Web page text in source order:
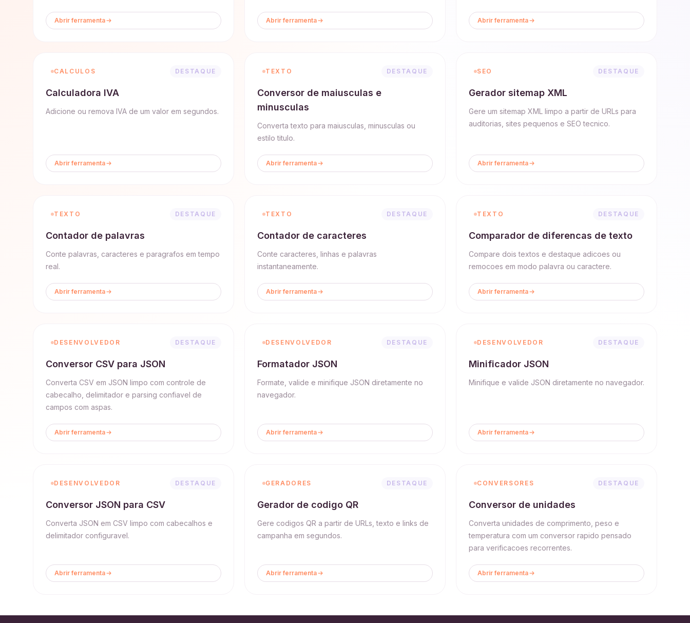
Abrir ferramenta Abrir ferramenta Abrir ferramenta
CALCULOS DESTAQUE
Calculadora IVA
Adicione ou remova IVA de um valor em segundos.
Abrir ferramenta
TEXTO DESTAQUE
Conversor de maiusculas e
minusculas
Converta texto para maiusculas, minusculas ou
estilo titulo.
Abrir ferramenta
SEO DESTAQUE
Gerador sitemap XML
Gere um sitemap XML limpo a partir de URLs para
auditorias, sites pequenos e SEO tecnico.
Abrir ferramenta
TEXTO DESTAQUE
Contador de palavras
Conte palavras, caracteres e paragrafos em tempo
real.
Abrir ferramenta
TEXTO DESTAQUE
Contador de caracteres
Conte caracteres, linhas e palavras
instantaneamente.
Abrir ferramenta
TEXTO DESTAQUE
Comparador de diferencas de texto
Compare dois textos e destaque adicoes ou
remocoes em modo palavra ou caractere.
Abrir ferramenta
DESENVOLVEDOR DESTAQUE
Conversor CSV para JSON
Converta CSV em JSON limpo com controle de
cabecalho, delimitador e parsing confiavel de
campos com aspas.
Abrir ferramenta
DESENVOLVEDOR DESTAQUE
Formatador JSON
Formate, valide e minifique JSON diretamente no
navegador.
Abrir ferramenta
DESENVOLVEDOR DESTAQUE
Minificador JSON
Minifique e valide JSON diretamente no navegador.
Abrir ferramenta
DESENVOLVEDOR DESTAQUE
Conversor JSON para CSV
Converta JSON em CSV limpo com cabecalhos e
delimitador configuravel.
Abrir ferramenta
GERADORES DESTAQUE
Gerador de codigo QR
Gere codigos QR a partir de URLs, texto e links de
campanha em segundos.
Abrir ferramenta
CONVERSORES DESTAQUE
Conversor de unidades
Converta unidades de comprimento, peso e
temperatura com um conversor rapido pensado
para verificacoes recorrentes.
Abrir ferramenta